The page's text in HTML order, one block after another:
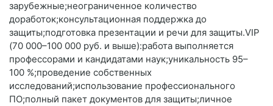
зарубежные;неограниченное количество
доработок;консультационная поддержка до
защиты;подготовка презентации и речи для защиты.VIP
(70 000–100 000 руб. и выше):работа выполняется
профессорами и кандидатами наук;уникальность 95–
100 %;проведение собственных
исследований;использование профессионального
ПО;полный пакет документов для защиты;личное